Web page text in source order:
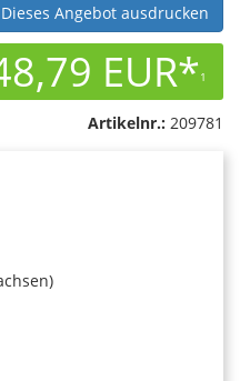
Dieses Angebot ausdrucken
EUR*1
Artikelnr.: 209781